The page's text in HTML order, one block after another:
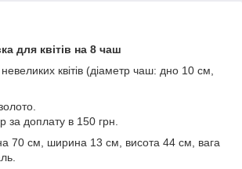
для квітів на 8 чаш
квітів (діаметр чаш: дно 10 см,
за доплату в 150 грн.
70 см, ширина 13 см, висота 44 см, вага